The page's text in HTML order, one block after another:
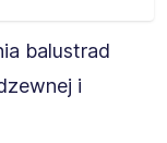
balustrad
i